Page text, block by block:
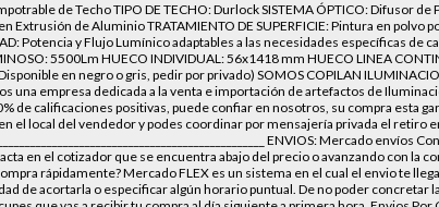
de Techo TIPO DE TECHO: Durlock SISTEMA ÓPTICO: Difusor
Extrusión de Aluminio TRATAMIENTO DE SUPERFICIE: Pintura en polvo
Potencia y Flujo Lumínico adaptables a las necesidades específicas de
5500Lm HUECO INDIVIDUAL: 56x1418 mm HUECO LINEA
en negro o gris, pedir por privado) SOMOS COPILAN
una empresa dedicada a la venta e importación de artefactos de
de calificaciones positivas, puede confiar en nosotros, su compra esta
el local del vendedor y podes coordinar por mensajería privada el retiro
ENVIOS: Mercado
en el cotizador que se encuentra abajo del precio o avanzando con la
rápidamente? Mercado FLEX es un sistema en el cual el envio te
de acortarla o especificar algún horario puntual. De no poder concretar